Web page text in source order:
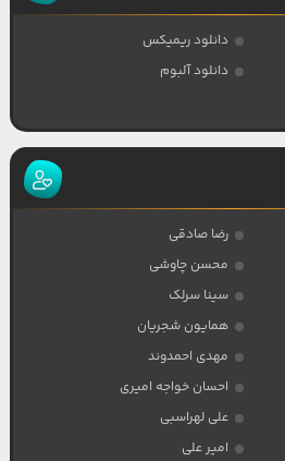
دانلود ریمیکس
دانلود آلبوم
رضا صادقی
محسن چاوشی
سینا سرلک
همایون شجریان
مهدی احمدوند
احسان خواجه امیری
علی لهراسبی
امیر علی